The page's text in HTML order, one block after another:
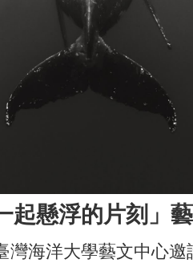
起懸浮的片刻」
海洋大學藝文中心邀